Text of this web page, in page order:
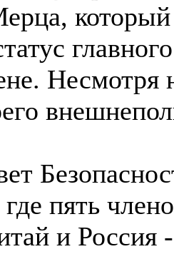
который
Несмотря
где пять
и Россия